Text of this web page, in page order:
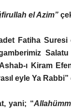
el Azim”
Fatiha Suresi
ı Kiram
eyle Ya Rabbi”
yani; “